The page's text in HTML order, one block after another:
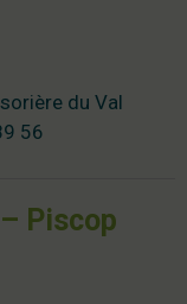
du Val
56
Piscop